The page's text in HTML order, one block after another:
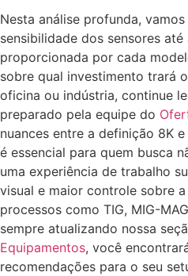
Nesta análise profunda,
sensibilidade dos sensores até
proporcionada por cada
sobre qual investimento trará
oficina ou indústria, continue
preparado pela equipe do
nuances entre a definição 8K
é essencial para quem busca
uma experiência de trabalho
visual e maior controle sobre
processos como TIG, MIG-
sempre atualizando nossa
Equipamentos, você
recomendações para o seu